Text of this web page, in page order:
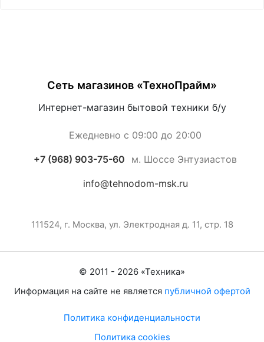
Сеть магазинов «ТехноПрайм»
Интернет-магазин бытовой техники б/у
Ежедневно с 09:00 до 20:00
+7 (968) 903-75-60 м. Шоссе Энтузиастов
info@tehnodom-msk.ru
111524, г. Москва, ул. Электродная д. 11, стр. 18
© 2011 - 2026 «Техника»
Информация на сайте не является публичной офертой
Политика конфиденциальности
Политика cookies